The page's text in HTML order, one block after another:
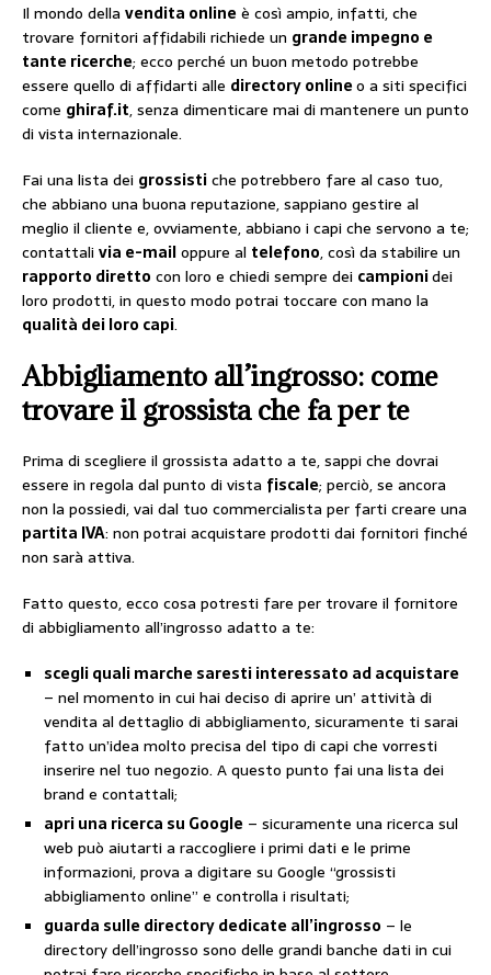
Il mondo della vendita online è così ampio, infatti, che
trovare fornitori affidabili richiede un grande impegno e
tante ricerche; ecco perché un buon metodo potrebbe
essere quello di affidarti alle directory onlineo a siti specifici
come ghiraf.it, senza dimenticare mai di mantenere un punto
di vista internazionale.
Fai una lista dei grossistiche potrebbero fare al caso tuo,
che abbiano una buona reputazione, sappiano gestire al
meglio il cliente e, ovviamente, abbiano i capi che servono a te;
contattali via e-mailoppure al telefono, così da stabilire un
rapporto diretto con loro e chiedi sempre dei campionidei
loro prodotti, in questo modo potrai toccare con mano la
qualità dei loro capi.
Abbigliamento all’ingrosso: come
trovare il grossista che fa per te
Prima di scegliere il grossista adatto a te, sappi che dovrai
essere in regola dal punto di vista fiscale; perciò, se ancora
non la possiedi, vai dal tuo commercialista per farti creare una
partita IVA: non potrai acquistare prodotti dai fornitori finché
non sarà attiva.
Fatto questo, ecco cosa potresti fare per trovare il fornitore
di abbigliamento all’ingrosso adatto a te:
scegli quali marche saresti interessato ad acquistare
– nel momento in cui hai deciso di aprire un’ attività di
vendita al dettaglio di abbigliamento, sicuramente ti sarai
fatto un’idea molto precisa del tipo di capi che vorresti
inserire nel tuo negozio. A questo punto fai una lista dei
brand e contattali;
apri una ricerca su Google – sicuramente una ricerca sul
web può aiutarti a raccogliere i primi dati e le prime
informazioni, prova a digitare su Google “grossisti
abbigliamento online” e controlla i risultati;
guarda sulle directory dedicate all’ingrosso – le
directory dell’ingrosso sono delle grandi banche dati in cui